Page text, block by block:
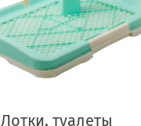
Лотки, туалеты